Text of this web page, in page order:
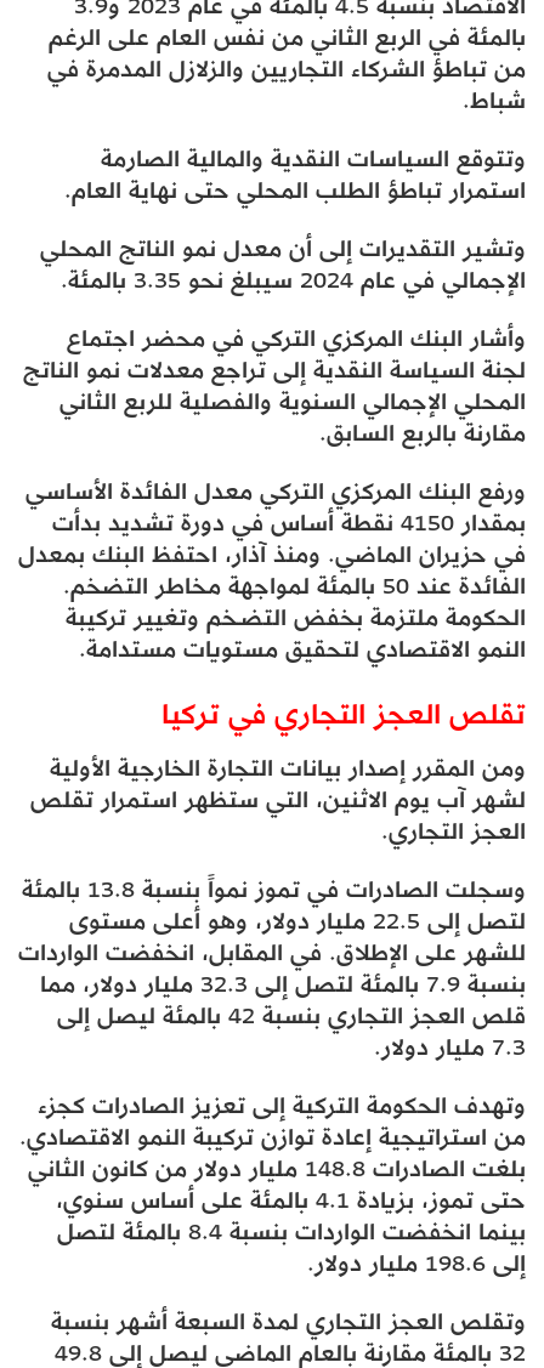
بالمئة في الربع الثاني من نفس العام على الرغم
من تباطؤ الشركاء التجاريين والزلازل المدمرة في
شباط.
وتتوقع السياسات النقدية والمالية الصارمة
استمرار تباطؤ الطلب المحلي حتى نهاية العام.
وتشير التقديرات إلى أن معدل نمو الناتج المحلي
الإجمالي في عام 2024 سيبلغ نحو 3.35 بالمئة.
وأشار البنك المركزي التركي في محضر اجتماع
لجنة السياسة النقدية إلى تراجع معدلات نمو الناتج
المحلي الإجمالي السنوية والفصلية للربع الثاني
مقارنة بالربع السابق.
ورفع البنك المركزي التركي معدل الفائدة الأساسي
بمقدار 4150 نقطة أساس في دورة تشديد بدأت
في حزيران الماضي. ومنذ آذار، احتفظ البنك بمعدل
الفائدة عند 50 بالمئة لمواجهة مخاطر التضخم.
الحكومة ملتزمة بخفض التضـخم وتغيير تركيبة
النمو الاقتصادي لتحقيق مستويات مستدامة.
تقلص العجز التجاري في تركيا
ومن المقرر إصدار بيانات التجارة الخارجية الأولية
لشهر آب يوم الاثنين، التي ستظهر استمرار تقلص
العجز التجاري.
وسجلت الصادرات في تموز نمواً بنسبة 13.8 بالمئة
لتصل إلى 22.5 مليار دولار، وهو أعلى مستوى
للشهر على الإطلاق. في المقابل، انخفضت الواردات
بنسبة 7.9 بالمئة لتصل إلى 32.3 مليار دولار، مما
قلص العجز التجاري بنسبة 42 بالمئة ليصل إلى
7.3 مليار دولار.
وتهدف الحكومة التركية إلى تعزيز الصادرات كجزء
من استراتيجية إعادة توازن تركيبة النمو الاقتصادي.
بلغت الصادرات 148.8 مليار دولار من كانون الثاني
حتى تموز، بزيادة 4.1 بالمئة على أساس سنوي،
بينما انخفضت الواردات بنسبة 8.4 بالمئة لتصل
إلى 198.6 مليار دولار.
وتقلص العجز التجاري لمدة السبعة أشهر بنسبة
32 بالمئة مقارنة بالعام الماضي ليصل إلى 49.8